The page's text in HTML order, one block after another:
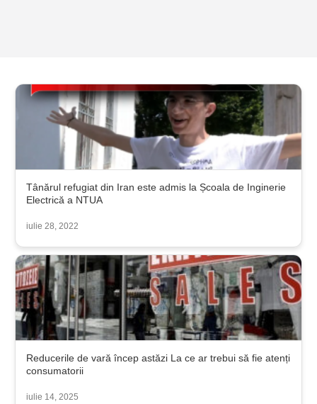
Tânărul refugiat din Iran este admis la Școala de Inginerie
Electrică a NTUA
iulie 28, 2022
Reducerile de vară încep astăzi La ce ar trebui să fie atenți
consumatorii
iulie 14, 2025